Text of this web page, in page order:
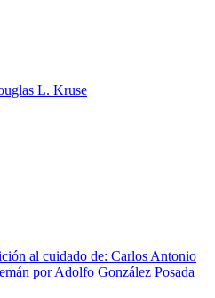
L. Kruse
al cuidado de: Carlos Antonio
por Adolfo González Posada